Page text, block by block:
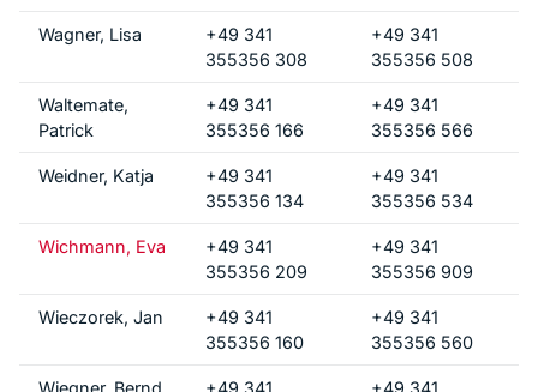
Wagner, Lisa
+49 341
355356 308
+49 341
355356 508
Waltemate,
Patrick
+49 341
355356 166
+49 341
355356 566
Weidner, Katja
+49 341
355356 134
+49 341
355356 534
Wichmann, Eva
+49 341
355356 209
+49 341
355356 909
Wieczorek, Jan
+49 341
355356 160
+49 341
355356 560
Wiegner, Bernd
+49 341
+49 341